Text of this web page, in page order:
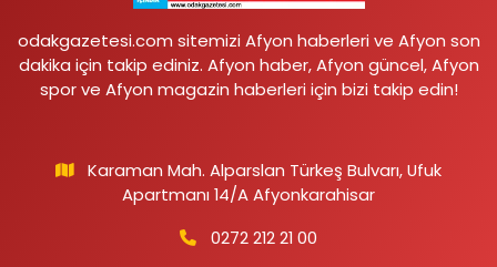
odakgazetesi.com sitemizi Afyon haberleri ve Afyon son
dakika için takip ediniz. Afyon haber, Afyon güncel, Afyon
spor ve Afyon magazin haberleri için bizi takip edin!
Karaman Mah. Alparslan Türkeş Bulvarı, Ufuk
Apartmanı 14/A Afyonkarahisar
0272 212 21 00